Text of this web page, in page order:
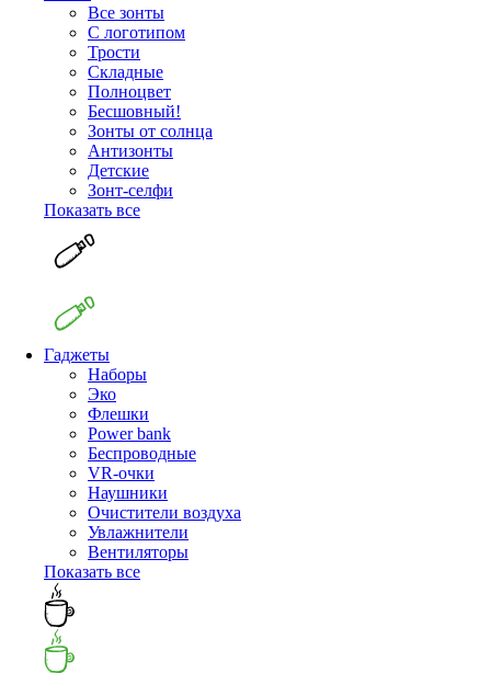
Все зонты
С логотипом
Трости
Складные
Полноцвет
Бесшовный!
Зонты от солнца
Антизонты
Детские
Зонт-селфи
Показать все
Гаджеты
Наборы
Эко
Флешки
Power bank
Беспроводные
VR-очки
Наушники
Очистители воздуха
Увлажнители
Вентиляторы
Показать все